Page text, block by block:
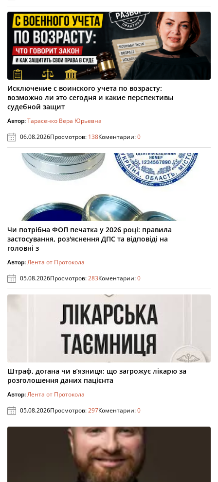
Исключение с воинского учета по возрасту:
возможно ли это сегодня и какие перспективы
судебной защит
Автор:Тарасенко Вера Юрьевна
06.08.2026Просмотров: 138Коментарии:0
Чи потрібна ФОП печатка у 2026 році: правила
застосування, роз'яснення ДПС та відповіді на
головні з
Автор:Лента от Протокола
05.08.2026Просмотров:283Коментарии:0
Штраф, догана чи в’язниця: що загрожує лікарю за
розголошення даних пацієнта
Автор:Лента от Протокола
05.08.2026Просмотров:297Коментарии:0